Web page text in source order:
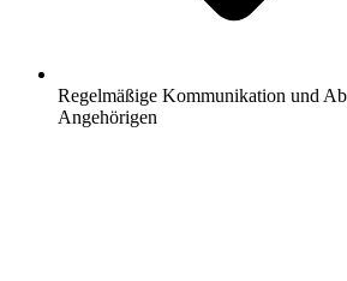
Regelmäßige Kommunikation und
Angehörigen